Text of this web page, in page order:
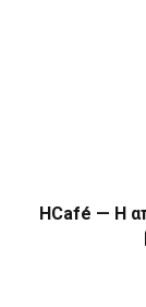
HCafé — Η